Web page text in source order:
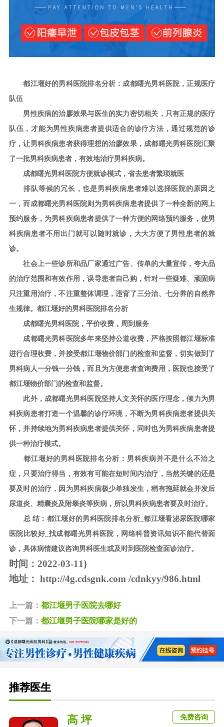
都江堰好的男科医院排名分析：成都曙光男科医院，正规医疗
队伍
男性疾病的治廖效果与医生的实力密切相关，只有正规的医疗
队伍，才能为男性疾病患者提供适合的诊疗方法，通过规范的诊
疗，让男科疾病患者获得理想的治廖效果，成都曙光男科医院汇聚
了一批男科疾病患者，有效地治疗男科疾病。
成都曙光男科医院方便就诊模式，省去患者繁琐就医
排队等候的冗长，也是男科疾病患者难以选择医院的原因之
一，而成都曙光男科医院则为男科疾病患者提供了一种全新的网上
预约服务，为男科疾病患者提供了一种方便的网络预约服务，使男
科疾病患者不用出门就可以随时就诊，大大方便了男性患者的就
诊。
社会上一些诊所和品厂家通过广告、传单的大量宣传，夸大品
的治疗范围和有效作用，误导患者自己购，针对一些疑难、顽固病
只注重用治疗，不注重整体调理，违背了三分治、七分养的自然养
生规律。都江堰好的男科医院排名分析
成都曙光男科医院，平价收费，周到服务
成都曙光男科医院多年来坚持公道收费，严格按照都江堰标准
进行合理收费，并接受都江堰物价部门的检查和监督，切实做到了
男科病人一分钱一分钱，而且为方便患者查询费用，医院也接受了
都江堰物价部门的检查和监督。
此外，成都曙光男科医院坚持人文关怀的医疗理念，倾力为男
科疾病患者打造一个温馨的诊疗环境，不断为男科疾病患者提供关
怀，并持续地为男科疾病患者提供关怀，同时也为男科疾病患者提
供一种治疗模式。
都江堰好的男科医院排名分析：男科疾病并不是什么不治之
症，只要治疗得当，有效有可能在短时间内治疗，当然关键的还是
要及时的治疗，因为男科疾病极少单独发生，稍有拖延就会并发后
尿道炎、精囊炎及附睾炎等疾病，所以男科疾病患者要及时治疗。
总 结：都江堰好的男科医院排名分析_都江堰看泌尿医院哪家
医院比较好_找成都曙光男科医院，网络科普资讯知识不能代替面
诊，具体病情建议咨询男科医生或及时到医院检查面诊治疗。
时间：2022-03-11}
地址： http://4g.cdsgnk.com /cdnkyy/986.html
上一篇： 都江堰男子医院去哪好
下一篇： 都江堰男子医院哪家是好的
推荐医生
高 坪 免费咨询